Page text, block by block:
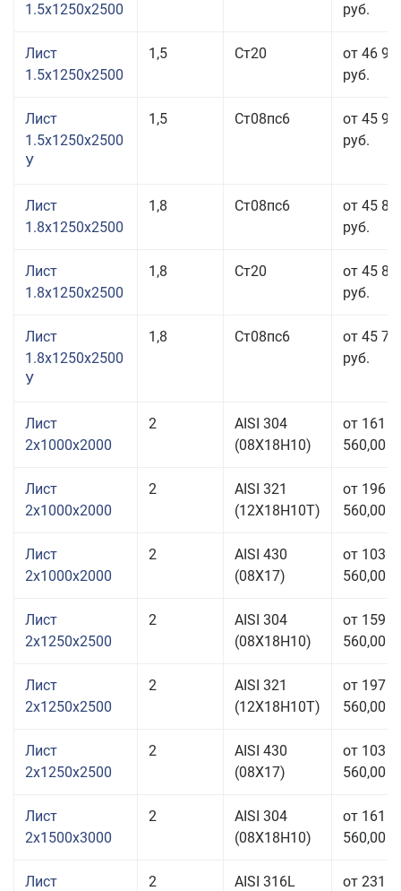
1.5x1250x2500
руб.
Лист
1.5x1250x2500
1,5 Ст20
от 46
руб.
Лист
1.5x1250x2500
У
1,5 Ст08пс6
от 45
руб.
Лист
1.8x1250x2500
1,8 Ст08пс6
от 45
руб.
Лист
1.8x1250x2500
1,8 Ст20
от 45
руб.
Лист
1.8x1250x2500
У
1,8 Ст08пс6
от 45
руб.
Лист
2x1000x2000
2
AISI 304
(08Х18Н10)
от 161
560,00
Лист
2x1000x2000
2
AISI 321
(12Х18Н10Т)
от 196
560,00
Лист
2x1000x2000
2
AISI 430
(08Х17)
от 103
560,00
Лист
2x1250x2500
2
AISI 304
(08Х18Н10)
от 159
560,00
Лист
2x1250x2500
2
AISI 321
(12Х18Н10Т)
от 197
560,00
Лист
2x1250x2500
2
AISI 430
(08Х17)
от 103
560,00
Лист
2x1500x3000
2
AISI 304
(08Х18Н10)
от 161
560,00
Лист
2 AISI 316L
от 231